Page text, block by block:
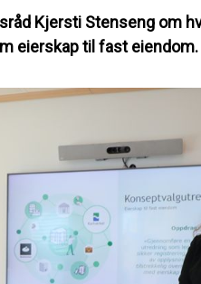
Kjersti Stenseng om
eierskap til fast eiendom.